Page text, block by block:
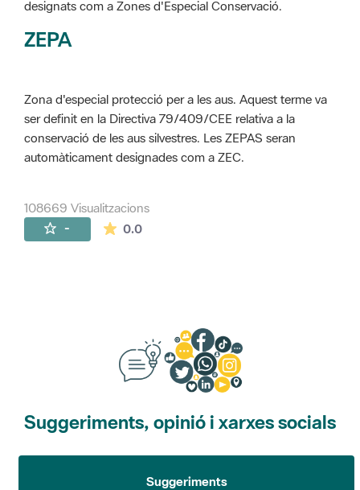
designats com a Zones d'Especial Conservació.
ZEPA
Zona d'especial protecció per a les aus. Aquest terme va
ser definit en la Directiva 79/409/CEE relativa a la
conservació de les aus silvestres. Les ZEPAS seran
automàticament designades com a ZEC.
108669 Visualitzacions
- 0.0La mitjana de les valoracions és de 0
Suggeriments, opinió i xarxes socials
Suggeriments